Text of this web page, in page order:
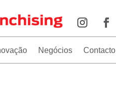
Negócios Contacto